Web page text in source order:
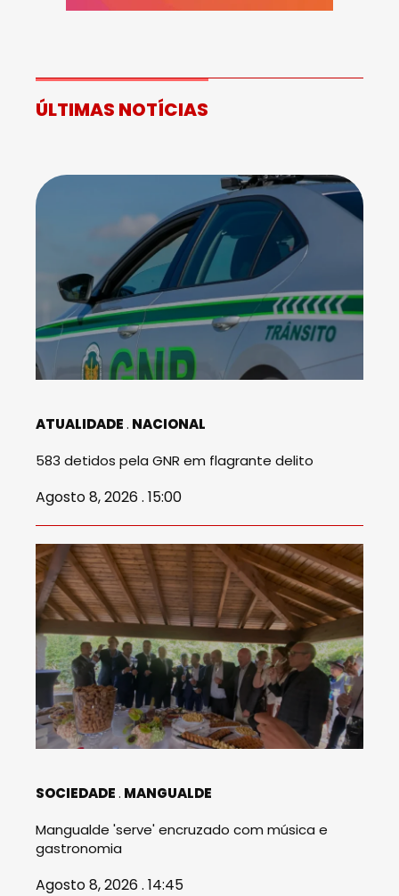
ÚLTIMAS NOTÍCIAS
ATUALIDADE NACIONAL
583 detidos pela GNR em flagrante delito
Agosto 8, 2026 . 15:00
SOCIEDADE MANGUALDE
Mangualde 'serve' encruzado com música e
gastronomia
Agosto 8, 2026 . 14:45